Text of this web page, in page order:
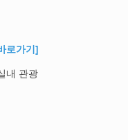
로가기]
내 관광